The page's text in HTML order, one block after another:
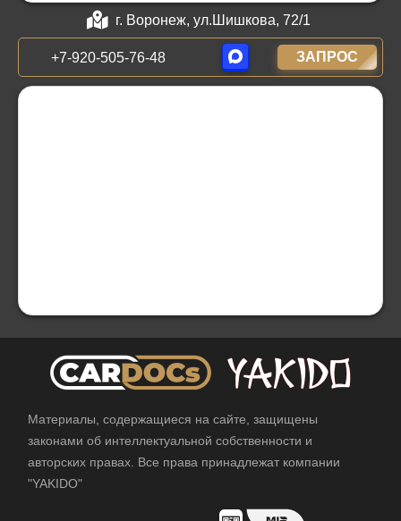
г. Воронеж, ул.Шишкова, 72/1
+7-920-505-76-48 ЗАПРОС
Материалы, содержащиеся на сайте, защищены
законами об интеллектуальной собственности и
авторских правах. Все права принадлежат компании
"YAKIDO"